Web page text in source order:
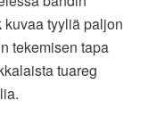
tyyliä paljon
tekemisen tapa
tuareg